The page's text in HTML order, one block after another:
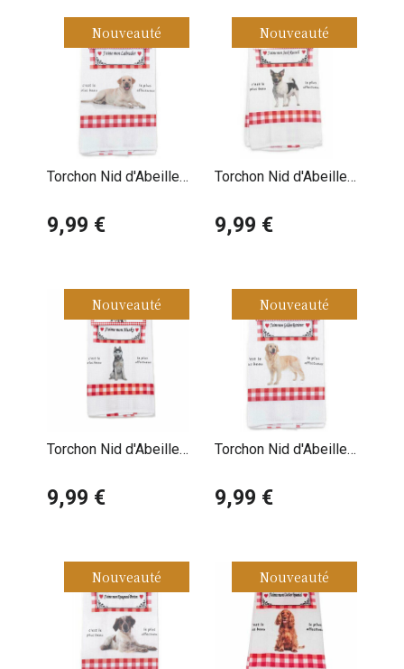
Nouveauté
Torchon Nid d'Abeille
Sable
9,99 €
Nouveauté
Torchon Nid d'Abeille
9,99 €
Nouveauté
Torchon Nid d'Abeille
9,99 €
Nouveauté
Torchon Nid d'Abeille
9,99 €
Nouveauté Nouveauté